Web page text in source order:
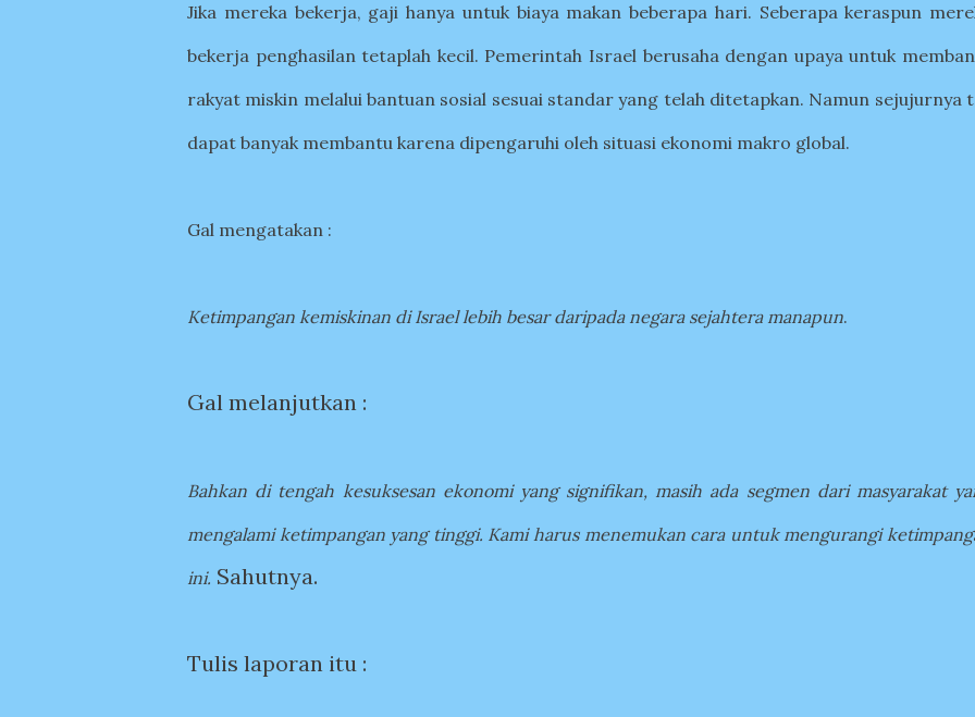
Jika mereka bekerja, gaji hanya untuk biaya makan beberapa hari. Seberapa keraspun
bekerja penghasilan tetaplah kecil. Pemerintah Israel berusaha dengan upaya untuk
rakyat miskin melalui bantuan sosial sesuai standar yang telah ditetapkan. Namun sejujurnya
dapat banyak membantu karena dipengaruhi oleh situasi ekonomi makro global.
Gal mengatakan :
Ketimpangan kemiskinan di Israel lebih besar daripada negara sejahtera manapun.
Gal melanjutkan :
Bahkan di tengah kesuksesan ekonomi yang signifikan, masih ada segmen dari masyarakat
mengalami ketimpangan yang tinggi. Kami harus menemukan cara untuk mengurangi
ini. Sahutnya.
Tulis laporan itu :